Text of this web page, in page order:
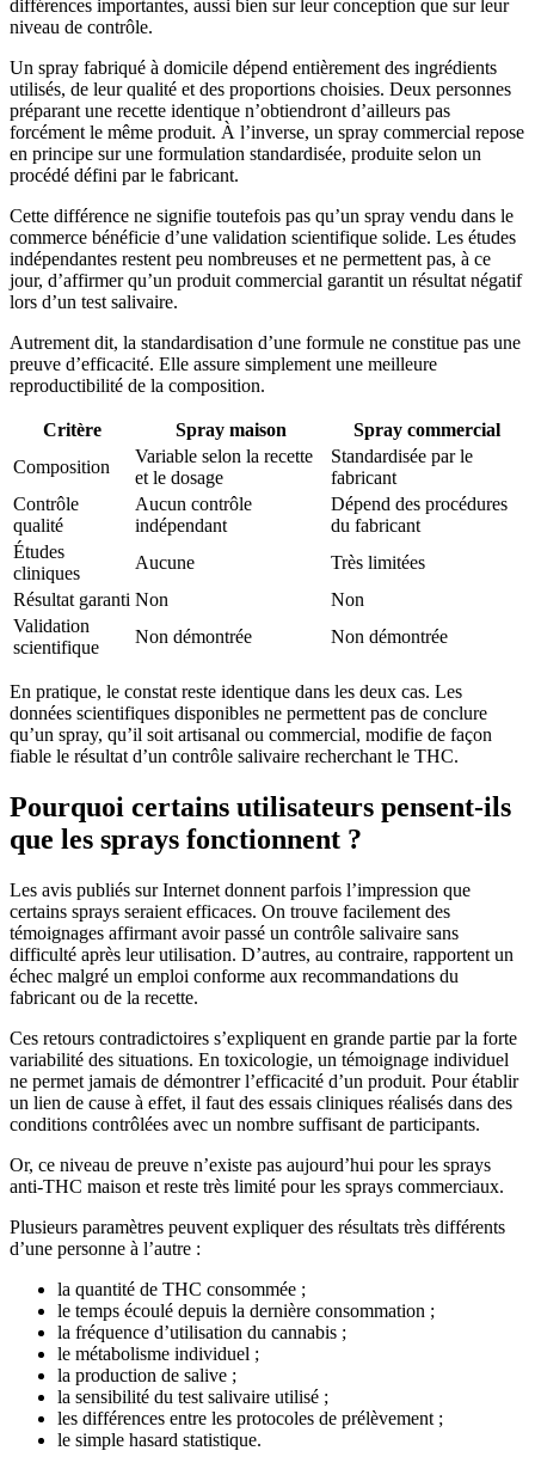
différences importantes, aussi bien sur leur conception que sur leur
niveau de contrôle.
Un spray fabriqué à domicile dépend entièrement des ingrédients
utilisés, de leur qualité et des proportions choisies. Deux personnes
préparant une recette identique n’obtiendront d’ailleurs pas
forcément le même produit. À l’inverse, un spray commercial repose
en principe sur une formulation standardisée, produite selon un
procédé défini par le fabricant.
Cette différence ne signifie toutefois pas qu’un spray vendu dans le
commerce bénéficie d’une validation scientifique solide. Les études
indépendantes restent peu nombreuses et ne permettent pas, à ce
jour, d’affirmer qu’un produit commercial garantit un résultat négatif
lors d’un test salivaire.
Autrement dit, la standardisation d’une formule ne constitue pas une
preuve d’efficacité. Elle assure simplement une meilleure
reproductibilité de la composition.
Critère Spray maison
Spray commercial
Composition
Variable selon la recette
et le dosage
Standardisée par le
fabricant
Contrôle
qualité
Aucun contrôle
indépendant
Dépend des procédures
du fabricant
Études
cliniques
Aucune
Très limitées
Résultat garanti Non
Non
Validation
scientifique
Non démontrée Non démontrée
En pratique, le constat reste identique dans les deux cas. Les
données scientifiques disponibles ne permettent pas de conclure
qu’un spray, qu’il soit artisanal ou commercial, modifie de façon
fiable le résultat d’un contrôle salivaire recherchant le THC.
Pourquoi certains utilisateurs pensent-ils
que les sprays fonctionnent ?
Les avis publiés sur Internet donnent parfois l’impression que
certains sprays seraient efficaces. On trouve facilement des
témoignages affirmant avoir passé un contrôle salivaire sans
difficulté après leur utilisation. D’autres, au contraire, rapportent un
échec malgré un emploi conforme aux recommandations du
fabricant ou de la recette.
Ces retours contradictoires s’expliquent en grande partie par la forte
variabilité des situations. En toxicologie, un témoignage individuel
ne permet jamais de démontrer l’efficacité d’un produit. Pour établir
un lien de cause à effet, il faut des essais cliniques réalisés dans des
conditions contrôlées avec un nombre suffisant de participants.
Or, ce niveau de preuve n’existe pas aujourd’hui pour les sprays
anti-THC maison et reste très limité pour les sprays commerciaux.
Plusieurs paramètres peuvent expliquer des résultats très différents
d’une personne à l’autre :
la quantité de THC consommée ;
le temps écoulé depuis la dernière consommation ;
la fréquence d’utilisation du cannabis ;
le métabolisme individuel ;
la production de salive ;
la sensibilité du test salivaire utilisé ;
les différences entre les protocoles de prélèvement ;
le simple hasard statistique.